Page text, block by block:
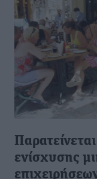
ενίσχυσης